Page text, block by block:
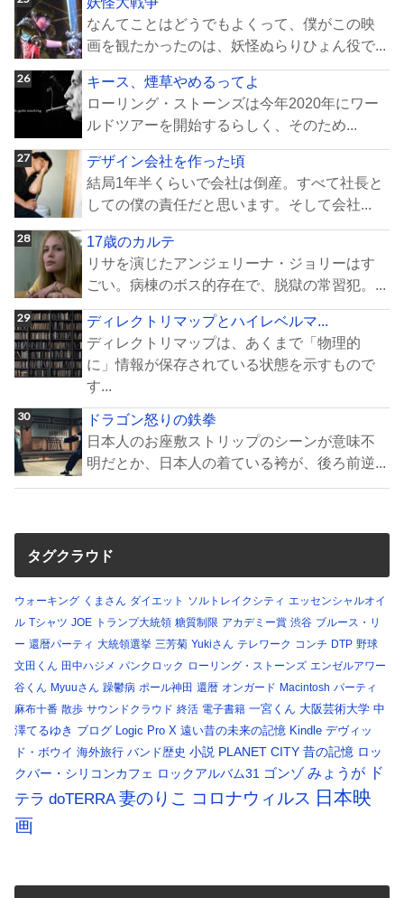
なんてことはどうでもよくって、僕がこの映
画を観たかったのは、妖怪ぬらりひょん役で...
キース、煙草やめるってよ
ローリング・ストーンズは今年2020年にワー
ルドツアーを開始するらしく、そのため...
デザイン会社を作った頃
結局1年半くらいで会社は倒産。すべて社長と
しての僕の責任だと思います。そして会社...
17歳のカルテ
リサを演じたアンジェリーナ・ジョリーはす
ごい。病棟のボス的存在で、脱獄の常習犯。...
ディレクトリマップとハイレベルマ...
ディレクトリマップは、あくまで「物理的
に」情報が保存されている状態を示すもので
す...
ドラゴン怒りの鉄拳
日本人のお座敷ストリップのシーンが意味不
明だとか、日本人の着ている袴が、後ろ前逆...
タグクラウド
ウォーキング くまさん ダイエット ソルトレイクシティ エッセンシャルオイ
ル Tシャツ JOE トランプ大統領 糖質制限 アカデミー賞 渋谷 ブルース・リ
ー 還暦パーティ 大統領選挙 三芳菊 Yukiさん テレワーク コンチ DTP 野球
文田くん 田中ハジメ パンクロック ローリング・ストーンズ エンゼルアワー
谷くん Myuuさん 躁鬱病 ポール神田 還暦 オンガード Macintosh パーティ
麻布十番 散歩 サウンドクラウド 終活 電子書籍 一宮くん 大阪芸術大学 中
澤てるゆき ブログ Logic Pro X 遠い昔の未来の記憶 Kindle デヴィッ
ド・ボウイ 海外旅行 バンド歴史 小説 PLANET CITY 昔の記憶 ロッ
クバー・シリコンカフェ ロックアルバム31 ゴンゾ みょうが
ド
テラ doTERRA 妻のりこ コロナウィルス 日本映
画